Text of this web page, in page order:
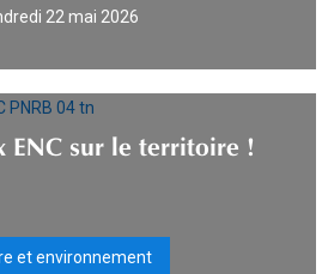
22 mai 2026
ENC sur le territoire !
et environnement